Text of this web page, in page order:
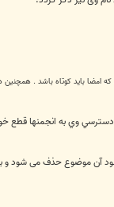
امضا بايد كوتاه باشد .
وي به انجمنها قطع
آن موضوع حذف می شود و با